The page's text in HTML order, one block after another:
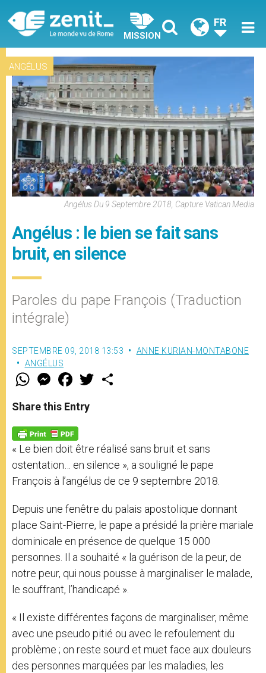
MISSION
FR
ANGÉLUS
Angélus Du 9 Septembre 2018, Capture Vatican Media
Angélus : le bien se fait sans
bruit, en silence
Paroles du pape François (Traduction
intégrale)
SEPTEMBRE 09, 2018 13:53
ANNE KURIAN-MONTABONE
ANGÉLUS
W
t
s
p
p
M
e
s
e
g
e
r
F
a
e
b
o
k
w
Share this Entry
« Le bien doit être réalisé sans bruit et sans
ostentation… en silence », a souligné le pape
François à l’angélus de ce 9 septembre 2018.
Depuis une fenêtre du palais apostolique donnant
place Saint-Pierre, le pape a présidé la prière mariale
dominicale en présence de quelque 15 000
personnes. Il a souhaité « la guérison de la peur, de
notre peur, qui nous pousse à marginaliser le malade,
le souffrant, l’handicapé ».
« Il existe différentes façons de marginaliser, même
avec une pseudo pitié ou avec le refoulement du
problème ; on reste sourd et muet face aux douleurs
des personnes marquées par les maladies, les